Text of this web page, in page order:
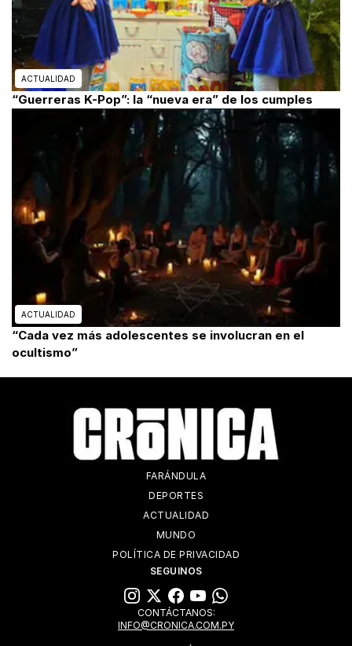
ACTUALIDAD
“Guerreras K-Pop”: la “nueva era” de los cumples
ACTUALIDAD
“Cada vez más adolescentes se involucran en el
ocultismo”
FARÁNDULA
DEPORTES
ACTUALIDAD
MUNDO
POLÍTICA DE PRIVACIDAD
SEGUINOS
CONTÁCTANOS:
INFO@CRONICA.COM.PY